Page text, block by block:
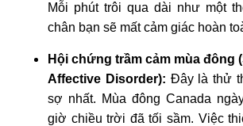
Mỗi phút trôi qua dài như một
chân bạn sẽ mất cảm giác hoàn
Hội chứng trầm cảm mùa đông
Affective Disorder): Đây là thử
sợ nhất. Mùa đông Canada
giờ chiều trời đã tối sầm. Việc